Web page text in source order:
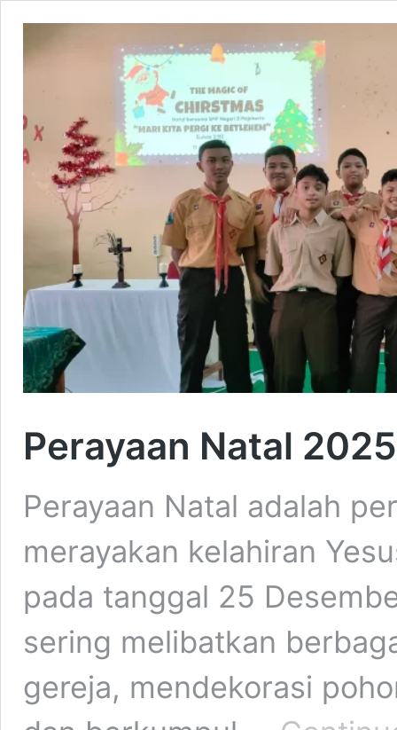
Perayaan Natal 2025
Perayaan Natal adalah
merayakan kelahiran
pada tanggal 25
sering melibatkan
gereja, mendekorasi